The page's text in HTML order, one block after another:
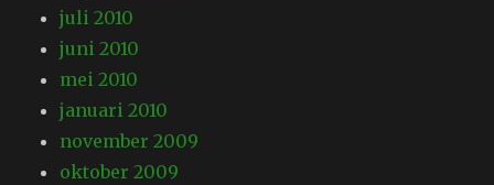
juli 2010
juni 2010
mei 2010
januari 2010
november 2009
oktober 2009